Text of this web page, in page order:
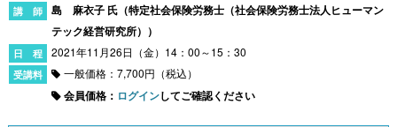
島 麻衣子 氏（特定社会保険労務士（社会保険労務士法人ヒューマン
テック経営研究所） ）
2021年11月26日（金）14：00～15：30
一般価格：7,700円（税込）
会員価格： ログインしてご確認ください